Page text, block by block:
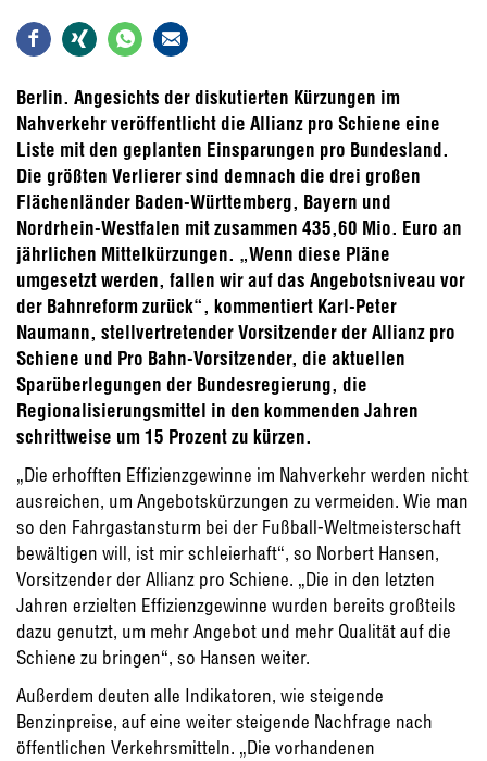
Berlin. Angesichts der diskutierten Kürzungen im
Nahverkehr veröffentlicht die Allianz pro Schiene eine
Liste mit den geplanten Einsparungen pro Bundesland.
Die größten Verlierer sind demnach die drei großen
Flächenländer Baden-Württemberg, Bayern und
Nordrhein-Westfalen mit zusammen 435,60 Mio. Euro an
jährlichen Mittelkürzungen. „Wenn diese Pläne
umgesetzt werden, fallen wir auf das Angebotsniveau vor
der Bahnreform zurück“, kommentiert Karl-Peter
Naumann, stellvertretender Vorsitzender der Allianz pro
Schiene und Pro Bahn-Vorsitzender, die aktuellen
Sparüberlegungen der Bundesregierung, die
Regionalisierungsmittel in den kommenden Jahren
schrittweise um 15 Prozent zu kürzen.
„Die erhofften Effizienzgewinne im Nahverkehr werden nicht
ausreichen, um Angebotskürzungen zu vermeiden. Wie man
so den Fahrgastansturm bei der Fußball-Weltmeisterschaft
bewältigen will, ist mir schleierhaft“, so Norbert Hansen,
Vorsitzender der Allianz pro Schiene. „Die in den letzten
Jahren erzielten Effizienzgewinne wurden bereits großteils
dazu genutzt, um mehr Angebot und mehr Qualität auf die
Schiene zu bringen“, so Hansen weiter.
Außerdem deuten alle Indikatoren, wie steigende
Benzinpreise, auf eine weiter steigende Nachfrage nach
öffentlichen Verkehrsmitteln. „Die vorhandenen